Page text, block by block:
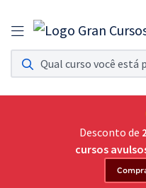
Assinatura Ilimitada 11
Acesso a todos os cursos. Teste
Assinatura OAB Até
Acesso ilimitado a toda
Residências
Desconto de
cursos